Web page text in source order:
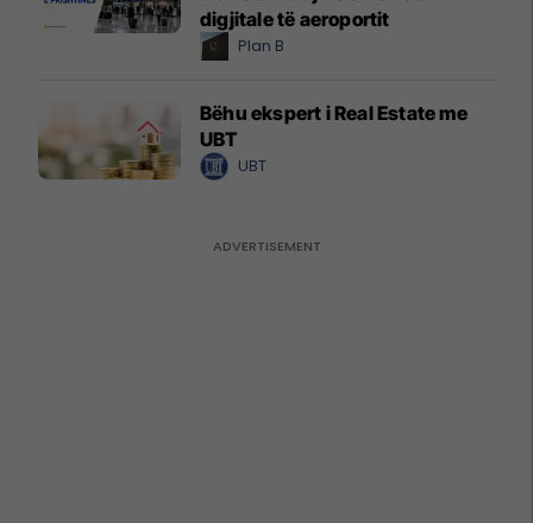
digjitale të aeroportit
Plan B
Bëhu ekspert i Real Estate me
UBT
UBT